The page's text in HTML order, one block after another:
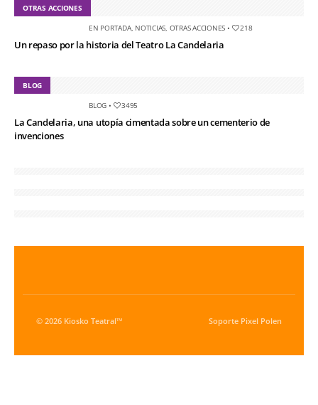
OTRAS ACCIONES
EN PORTADA, NOTICIAS OTRAS ACCIONES • 218
Un repaso por la historia del Teatro La Candelaria
BLOG
BLOG • 3495
La Candelaria, una utopía cimentada sobre un cementerio de
invenciones
© 2026 Kiosko Teatral™ Soporte Pixel Polen